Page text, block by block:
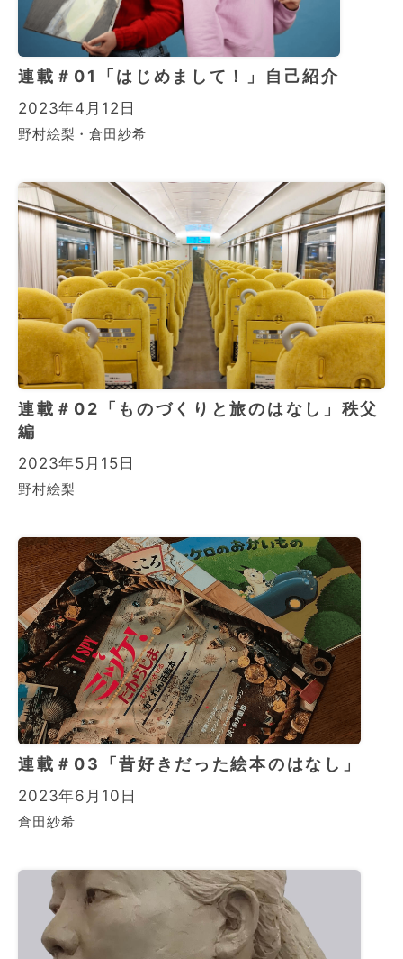
連載＃01「はじめまして！」自己紹介
2023年4月12日
野村絵梨・倉田紗希
連載＃02「ものづくりと旅のはなし」秩父
編
2023年5月15日
野村絵梨
連載＃03「昔好きだった絵本のはなし」
2023年6月10日
倉田紗希